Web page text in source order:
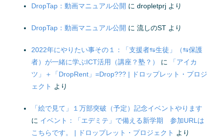
DropTap：動画マニュアル公開 に dropletprj より
DropTap：動画マニュアル公開 に 流しのST より
2022年にやりたい事その１：「支援者⇆生徒」（⇆保護
者）が一緒に学ぶICT活用（講座？塾？）
に
「アイカ
ツ」＋「DropRent」=Drop??? | ドロップレット・プロジ
ェクト より
「絵で見て」１万部突破（予定）記念イベントやります
に イベント：「エデミテ」で備える新学期 参加URLは
こちらです。 | ドロップレット・プロジェクト より